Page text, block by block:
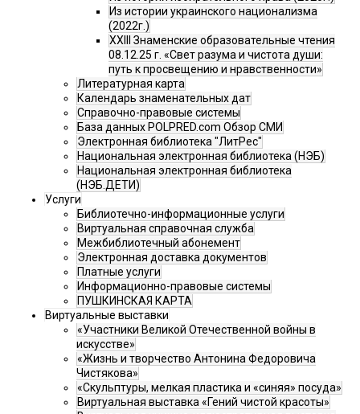
Из истории украинского национализма
(2022г.)
XXIII Знаменские образовательные чтения
08.12.25 г. «Свет разума и чистота души:
путь к просвещению и нравственности»
Литературная карта
Календарь знаменательных дат
Справочно-правовые системы
База данных POLPRED.com Обзор СМИ
Электронная библиотека "ЛитРес"
Национальная электронная библиотека (НЭБ)
Национальная электронная библиотека
(НЭБ.ДЕТИ)
Услуги
Библиотечно-информационные услуги
Виртуальная справочная служба
Межбиблиотечный абонемент
Электронная доставка документов
Платные услуги
Информационно-правовые системы
ПУШКИНСКАЯ КАРТА
Виртуальные выставки
«Участники Великой Отечественной войны в
искусстве»
«Жизнь и творчество Антонина Федоровича
Чистякова»
«Скульптуры, мелкая пластика и «синяя» посуда»
Виртуальная выставка «Гений чистой красоты»